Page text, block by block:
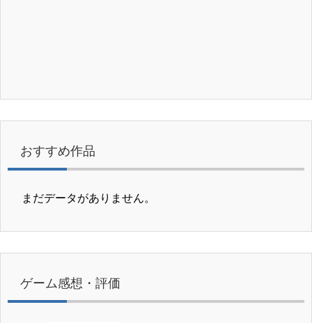
おすすめ作品
まだデータがありません。
ゲーム感想・評価